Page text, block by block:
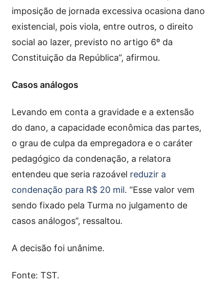
imposição de jornada excessiva ocasiona dano
existencial, pois viola, entre outros, o direito
social ao lazer, previsto no artigo 6º da
Constituição da República”, afirmou.
Casos análogos
Levando em conta a gravidade e a extensão
do dano, a capacidade econômica das partes,
o grau de culpa da empregadora e o caráter
pedagógico da condenação, a relatora
entendeu que seria razoável reduzir a
condenação para R$ 20 mil. “Esse valor vem
sendo fixado pela Turma no julgamento de
casos análogos”, ressaltou.
A decisão foi unânime.
Fonte: TST.